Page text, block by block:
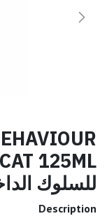
للسلوك
Description